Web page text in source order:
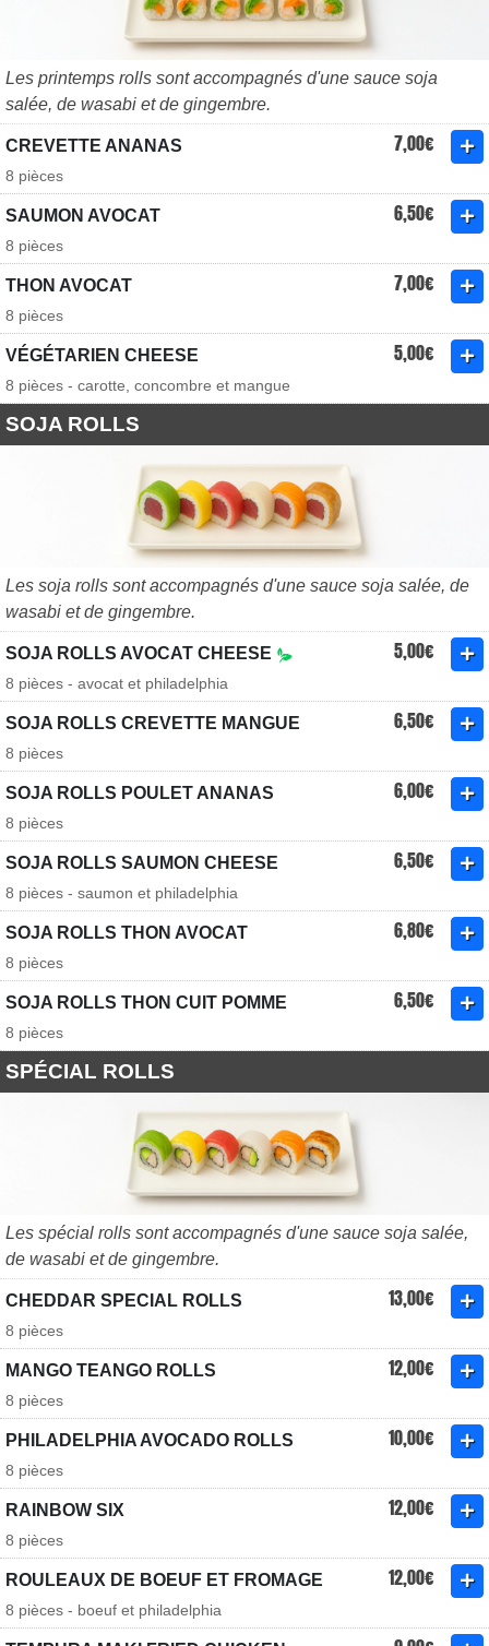
Les printemps rolls sont accompagnés d'une sauce soja
salée, de wasabi et de gingembre.
CREVETTE ANANAS 7,00€
8 pièces
SAUMON AVOCAT 6,50€
8 pièces
THON AVOCAT 7,00€
8 pièces
VÉGÉTARIEN CHEESE 5,00€
8 pièces - carotte, concombre et mangue
SOJA ROLLS
Les soja rolls sont accompagnés d'une sauce soja salée, de
wasabi et de gingembre.
SOJA ROLLS AVOCAT CHEESE 5,00€
8 pièces - avocat et philadelphia
SOJA ROLLS CREVETTE MANGUE 6,50€
8 pièces
SOJA ROLLS POULET ANANAS 6,00€
8 pièces
SOJA ROLLS SAUMON CHEESE 6,50€
8 pièces - saumon et philadelphia
SOJA ROLLS THON AVOCAT 6,80€
8 pièces
SOJA ROLLS THON CUIT POMME 6,50€
8 pièces
SPÉCIAL ROLLS
Les spécial rolls sont accompagnés d'une sauce soja salée,
de wasabi et de gingembre.
CHEDDAR SPECIAL ROLLS 13,00€
8 pièces
MANGO TEANGO ROLLS 12,00€
8 pièces
PHILADELPHIA AVOCADO ROLLS 10,00€
8 pièces
RAINBOW SIX 12,00€
8 pièces
ROULEAUX DE BOEUF ET FROMAGE 12,00€
8 pièces - boeuf et philadelphia